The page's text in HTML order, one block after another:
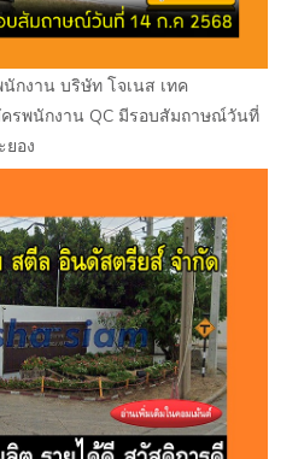
กงาน บริษัท โจเนส เทค
ครพนักงาน QC มีรอบสัมถาษณ์วันที่
ยอง